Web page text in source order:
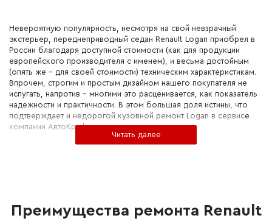
Невероятную популярность, несмотря на свой невзрачный
экстерьер, переднеприводный седан Renault Logan приобрел в
России благодаря доступной стоимости (как для продукции
европейского производителя с именем), и весьма достойным
(опять же – для своей стоимости) техническим характеристикам.
Впрочем, строгим и простым дизайном нашего покупателя не
испугать, напротив – многими это расценивается, как показатель
надежности и практичности. В этом большая доля истины, что
подтверждает и недорогой кузовной ремонт Logan в сервисе
компании АвтоКрафтер.
Впрочем, доступные цены на услуги – одно из наших
Преимущества ремонта Renault